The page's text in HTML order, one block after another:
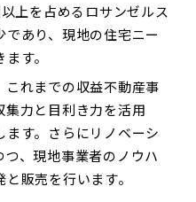
上を占めるロサンゼルス
あり、現地の住宅ニー
す。
れまでの収益不動産事
力と目利き力を活用
ます。さらにリノベーシ
、現地事業者のノウハ
販売を行います。